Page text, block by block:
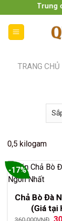
to
content
Miền Trung
TRANG CHỦ
0,5 kilogam
-17%
Chả Bò Đà
(Giá tại